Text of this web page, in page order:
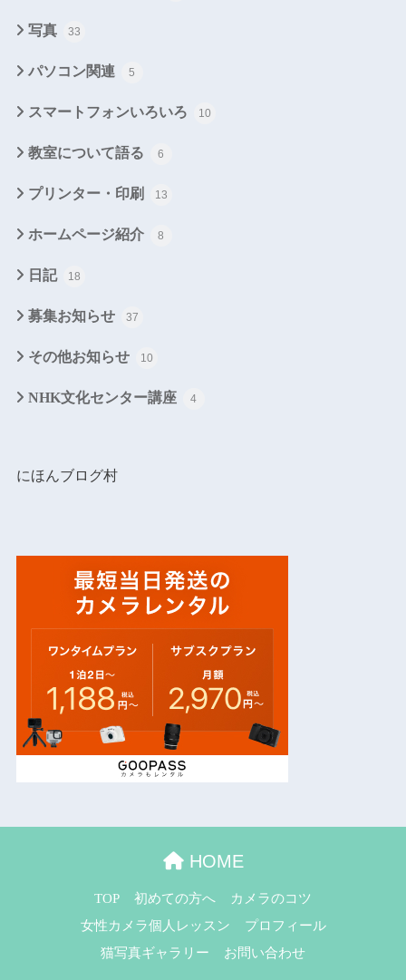
写真 33
パソコン関連 5
スマートフォンいろいろ 10
教室について語る 6
プリンター・印刷 13
ホームページ紹介 8
日記 18
募集お知らせ 37
その他お知らせ 10
NHK文化センター講座 4
にほんブログ村
HOME
TOP 初めての方へ
カメラのコツ
女性カメラ個人レッスン
プロフィール
猫写真ギャラリー
お問い合わせ